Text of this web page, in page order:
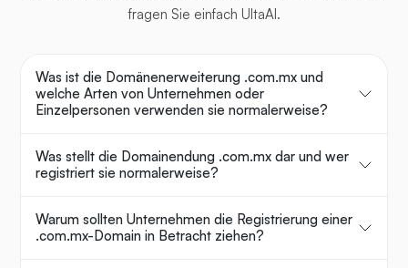
fragen Sie einfach UltaAI.
Was ist die Domänenerweiterung .com.mx und
welche Arten von Unternehmen oder
Einzelpersonen verwenden sie normalerweise?
Was stellt die Domainendung .com.mx dar und wer
registriert sie normalerweise?
Warum sollten Unternehmen die Registrierung einer
.com.mx-Domain in Betracht ziehen?